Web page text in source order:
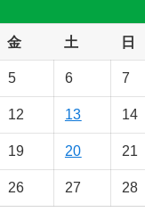
金 土 日
5 6 7
12 13 14
19 20 21
26 27 28